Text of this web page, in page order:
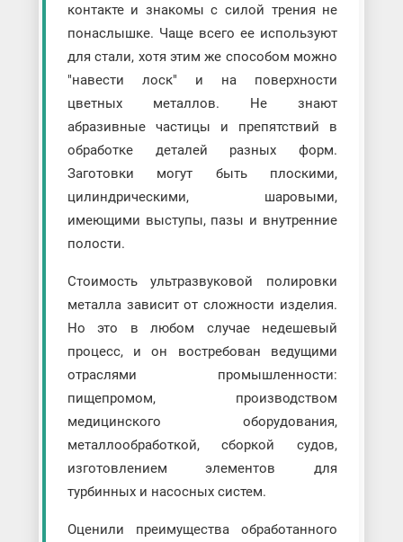
контакте и знакомы с силой трения не
понаслышке. Чаще всего ее используют
для стали, хотя этим же способом можно
"навести лоск" и на поверхности
цветных металлов. Не знают
абразивные частицы и препятствий в
обработке деталей разных форм.
Заготовки могут быть плоскими,
цилиндрическими, шаровыми,
имеющими выступы, пазы и внутренние
полости.
Стоимость ультразвуковой полировки
металла зависит от сложности изделия.
Но это в любом случае недешевый
процесс, и он востребован ведущими
отраслями промышленности:
пищепромом, производством
медицинского оборудования,
металлообработкой, сборкой судов,
изготовлением элементов для
турбинных и насосных систем.
Оценили преимущества обработанного